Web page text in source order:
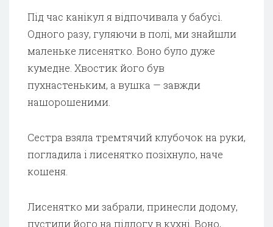
Під час канікул я відпочивала у бабусі.
Одного разу, гуляючи в полі, ми знайшли
маленьке лисенятко. Воно було дуже
кумедне. Хвостик його був
пухнастеньким, а вушка — завжди
нашорошеними.
Сестра взяла тремтячий клубочок на руки,
погладила і лисенятко позіхнуло, наче
кошеня.
Лисенятко ми забрали, принесли додому,
пустили його на підлогу в кухні. Воно,